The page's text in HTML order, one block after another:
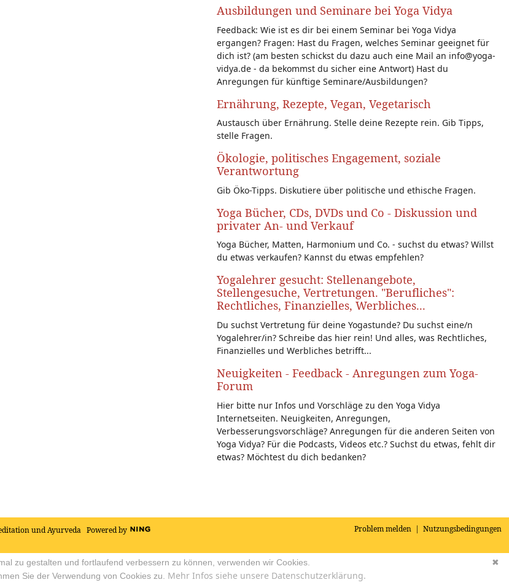
Ausbildungen und Seminare bei Yoga Vidya
Feedback: Wie ist es dir bei einem Seminar bei Yoga Vidya
ergangen? Fragen: Hast du Fragen, welches Seminar geeignet für
dich ist? (am besten schickst du dazu auch eine Mail an info@yoga-
vidya.de - da bekommst du sicher eine Antwort) Hast du
Anregungen für künftige Seminare/Ausbildungen?
Ernährung, Rezepte, Vegan, Vegetarisch
Austausch über Ernährung. Stelle deine Rezepte rein. Gib Tipps,
stelle Fragen.
Ökologie, politisches Engagement, soziale
Verantwortung
Gib Öko-Tipps. Diskutiere über politische und ethische Fragen.
Yoga Bücher, CDs, DVDs und Co - Diskussion und
privater An- und Verkauf
Yoga Bücher, Matten, Harmonium und Co. - suchst du etwas? Willst
du etwas verkaufen? Kannst du etwas empfehlen?
Yogalehrer gesucht: Stellenangebote,
Stellengesuche, Vertretungen. "Berufliches":
Rechtliches, Finanzielles, Werbliches...
Du suchst Vertretung für deine Yogastunde? Du suchst eine/n
Yogalehrer/in? Schreibe das hier rein! Und alles, was Rechtliches,
Finanzielles und Werbliches betrifft...
Neuigkeiten - Feedback - Anregungen zum Yoga-
Forum
Hier bitte nur Infos und Vorschläge zu den Yoga Vidya
Internetseiten. Neuigkeiten, Anregungen,
Verbesserungsvorschläge? Anregungen für die anderen Seiten von
Yoga Vidya? Für die Podcasts, Videos etc.? Suchst du etwas, fehlt dir
etwas? Möchtest du dich bedanken?
Problem melden | Nutzungsbedingungen
und Ayurveda Powered by
✖
zu gestalten und fortlaufend verbessern zu können, verwenden wir Cookies.
Sie der Verwendung von Cookies zu. Mehr Infos siehe unsere Datenschutzerklärung.